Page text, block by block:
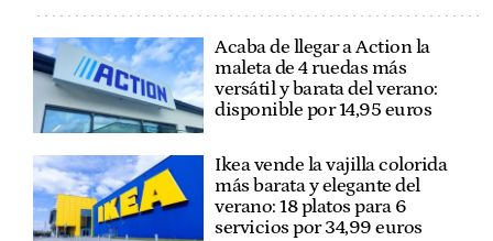
Acaba de llegar a Action la
maleta de 4 ruedas más
versátil y barata del verano:
disponible por 14,95 euros
Ikea vende la vajilla colorida
más barata y elegante del
verano: 18 platos para 6
servicios por 34,99 euros